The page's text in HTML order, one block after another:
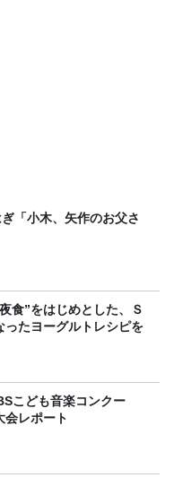
「小木、矢作のお父さ
食”をはじめとした、Ｓ
ったヨーグルトレシピを
こども音楽コンクー
会レポート